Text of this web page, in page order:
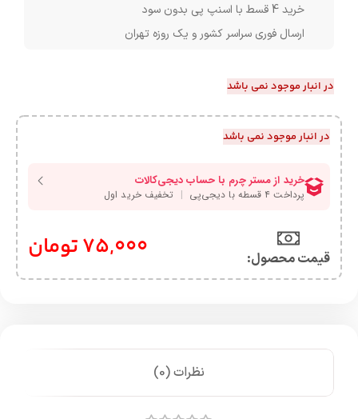
خرید 4 قسط با اسنپ پی بدون سود
ارسال فوری سراسر کشور و یک روزه تهران
در انبار موجود نمی باشد
در انبار موجود نمی باشد
قیمت محصول:​ 75,000تومان
نظرات (0)